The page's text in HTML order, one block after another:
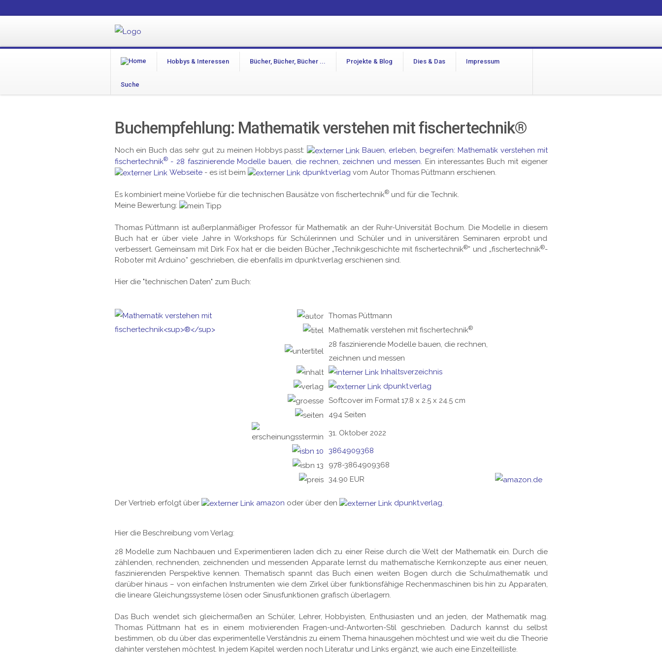
Hobbys & Interessen Bücher, Bücher, Bücher ... Projekte & Blog Dies & Das Impressum
Suche
Buchempfehlung: Mathematik verstehen mit fischertechnik®
Noch ein Buch das sehr gut zu meinen Hobbys passt:
Bauen, erleben, begreifen: Mathematik verstehen mit
fischertechnik®- 28 faszinierende Modelle bauen, die rechnen, zeichnen und messen. Ein interessantes Buch mit eigener
Webseite- es ist beim dpunkt.verlag vom Autor Thomas Püttmann erschienen.
Es kombiniert meine Vorliebe für die technischen Bausätze von fischertechnik®und für die Technik.
Meine Bewertung:
Thomas Püttmann ist außerplanmäßiger Professor für Mathematik an der Ruhr-Universität Bochum. Die Modelle in diesem
Buch hat er über viele Jahre in Workshops für Schülerinnen und Schüler und in universitären Seminaren erprobt und
verbessert. Gemeinsam mit Dirk Fox hat er die beiden Bücher „Technikgeschichte mit fischertechnik®” und „fischertechnik®-
Roboter mit Arduino” geschrieben, die ebenfalls im dpunkt.verlag erschienen sind.
Hier die "technischen Daten" zum Buch:
Thomas Püttmann
Mathematik verstehen mit fischertechnik®
28 faszinierende Modelle bauen, die rechnen,
zeichnen und messen
Inhaltsverzeichnis
dpunkt.verlag
Softcover im Format 17.8 x 2.5 x 24.5 cm
494 Seiten
31. Oktober 2022
3864909368
978-3864909368
34.90 EUR
Der Vertrieb erfolgt über amazon oder über den dpunkt.verlag.
Hier die Beschreibung vom Verlag:
28 Modelle zum Nachbauen und Experimentieren laden dich zu einer Reise durch die Welt der Mathematik ein. Durch die
zählenden, rechnenden, zeichnenden und messenden Apparate lernst du mathematische Kernkonzepte aus einer neuen,
faszinierenden Perspektive kennen. Thematisch spannt das Buch einen weiten Bogen durch die Schulmathematik und
darüber hinaus – von einfachen Instrumenten wie dem Zirkel über funktionsfähige Rechenmaschinen bis hin zu Apparaten,
die lineare Gleichungssysteme lösen oder Sinusfunktionen grafisch überlagern.
Das Buch wendet sich gleichermaßen an Schüler, Lehrer, Hobbyisten, Enthusiasten und an jeden, der Mathematik mag.
Thomas Püttmann hat es in einem motivierenden Fragen-und-Antworten-Stil geschrieben. Dadurch kannst du selbst
bestimmen, ob du über das experimentelle Verständnis zu einem Thema hinausgehen möchtest und wie weit du die Theorie
dahinter verstehen möchtest. In jedem Kapitel werden noch Literatur und Links ergänzt, wie auch eine Einzelteilliste.